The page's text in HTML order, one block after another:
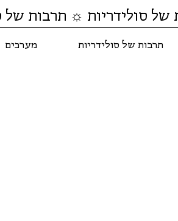
תרבות של סולידריות מערכים
סולידריות ☼ תרבות